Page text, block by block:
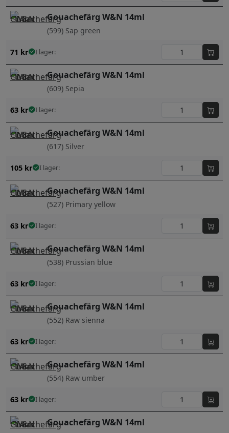
Gouachefärg W&N 14ml
(599) Sap green
71 kr I lager:
Gouachefärg W&N 14ml
(609) Sepia
63 kr I lager:
Gouachefärg W&N 14ml
(617) Silver
105 kr I lager:
Gouachefärg W&N 14ml
(527) Primary yellow
63 kr I lager:
Gouachefärg W&N 14ml
(538) Prussian blue
63 kr I lager:
Gouachefärg W&N 14ml
(552) Raw sienna
63 kr I lager:
Gouachefärg W&N 14ml
(554) Raw umber
63 kr I lager:
Gouachefärg W&N 14ml